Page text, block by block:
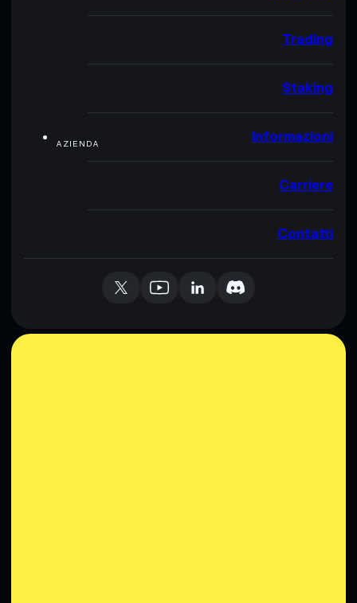
Trading
Staking
AZIENDA Informazioni
Carriere
Contatti